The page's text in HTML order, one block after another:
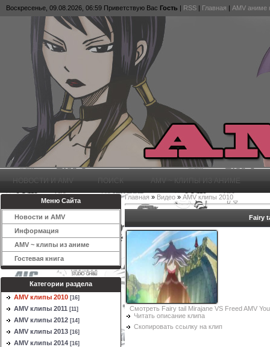
Воскресенье, 09.08.2026, 06:59 Приветствую Вас Гость | RSS | Главная | AMV аниме
НОВОСТИ И AMV ПОИСК AMV ~ КЛИПЫ ИЗ АНИМЕ
Меню Сайта
Новости и AMV
Информация
AMV ~ клипы из аниме
Гостевая книга
Категории раздела
AMV клипы 2010 [16]
AMV клипы 2011 [11]
AMV клипы 2012 [14]
AMV клипы 2013 [16]
AMV клипы 2014 [16]
Главная » Видео » AMV клипы 2010
Fairy
Смотреть Fairy tail Mirajane VS Freed AMV
Читать описание клипа
Скопировать ссылку на клип